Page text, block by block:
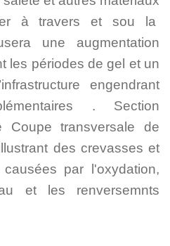
à travers et sou la
une augmentation
les périodes de gel et un
engendrant
. Section
Coupe transversale de
des crevasses et
par l'oxydation,
et les renversemnts